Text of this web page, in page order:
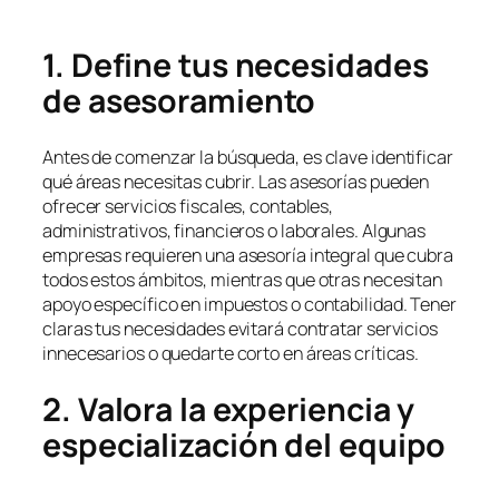
1. Define tus necesidades
de asesoramiento
Antes de comenzar la búsqueda, es clave identificar
qué áreas necesitas cubrir. Las asesorías pueden
ofrecer servicios fiscales, contables,
administrativos, financieros o laborales. Algunas
empresas requieren una asesoría integral que cubra
todos estos ámbitos, mientras que otras necesitan
apoyo específico en impuestos o contabilidad. Tener
claras tus necesidades evitará contratar servicios
innecesarios o quedarte corto en áreas críticas.
2. Valora la experiencia y
especialización del equipo